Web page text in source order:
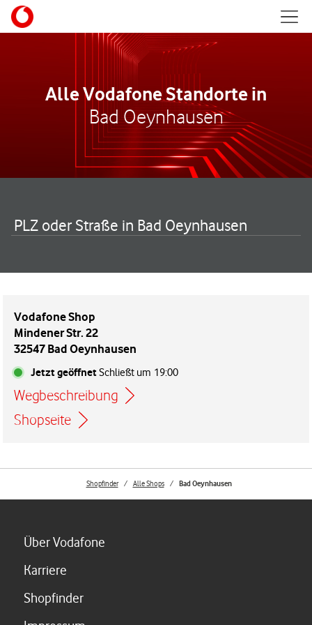
Skip to content
Alle Vodafone Standorte in
Bad Oeynhausen
PLZ oder Straße in Bad Oeynhausen
Vodafone Shop
Mindener Str. 22
32547 Bad Oeynhausen
Jetzt geöffnetSchließt um 19:00
Wegbeschreibung
Link öffnet in einem neuen Tab
Shopseite
Shopfinder Alle Shops Bad Oeynhausen
Über Vodafone
Karriere
ShopfinderLink öffnet in einem neuen Tab